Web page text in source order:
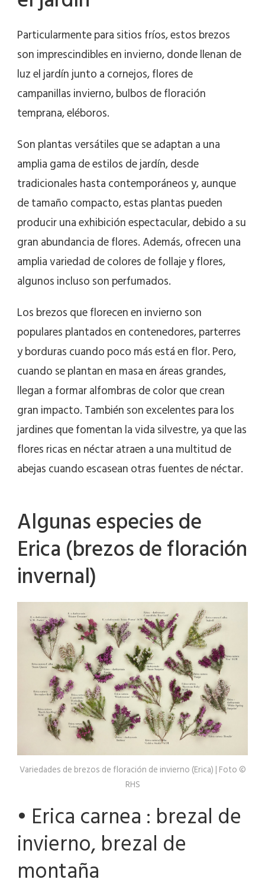
Particularmente para sitios fríos, estos brezos
son imprescindibles en invierno, donde llenan de
luz el jardín junto a cornejos, flores de
campanillas invierno, bulbos de floración
temprana, eléboros.
Son plantas versátiles que se adaptan a una
amplia gama de estilos de jardín, desde
tradicionales hasta contemporáneos y, aunque
de tamaño compacto, estas plantas pueden
producir una exhibición espectacular, debido a su
gran abundancia de flores. Además, ofrecen una
amplia variedad de colores de follaje y flores,
algunos incluso son perfumados.
Los brezos que florecen en invierno son
populares plantados en contenedores, parterres
y borduras cuando poco más está en flor. Pero,
cuando se plantan en masa en áreas grandes,
llegan a formar alfombras de color que crean
gran impacto. También son excelentes para los
jardines que fomentan la vida silvestre, ya que las
flores ricas en néctar atraen a una multitud de
abejas cuando escasean otras fuentes de néctar.
Algunas especies de
Erica (brezos de floración
invernal)
Variedades de brezos de floración de invierno (Erica) | Foto ©
RHS
• Erica carnea : brezal de
invierno, brezal de
montaña